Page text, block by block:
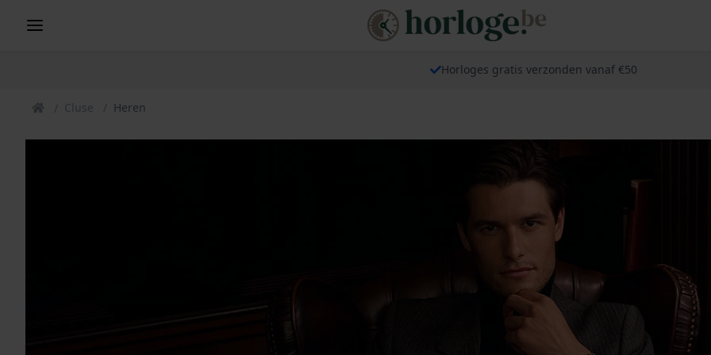
Horloges gratis verzonden vanaf €50
Cluse Heren